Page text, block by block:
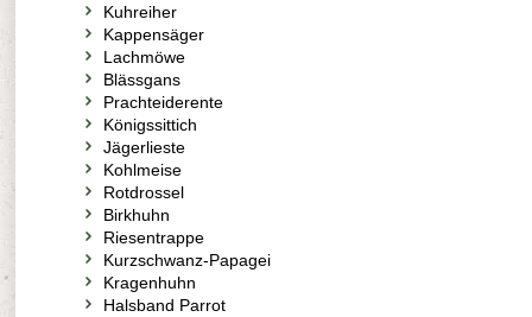
Kuhreiher
Kappensäger
Lachmöwe
Blässgans
Prachteiderente
Königssittich
Jägerlieste
Kohlmeise
Rotdrossel
Birkhuhn
Riesentrappe
Kurzschwanz-Papagei
Kragenhuhn
Halsband Parrot